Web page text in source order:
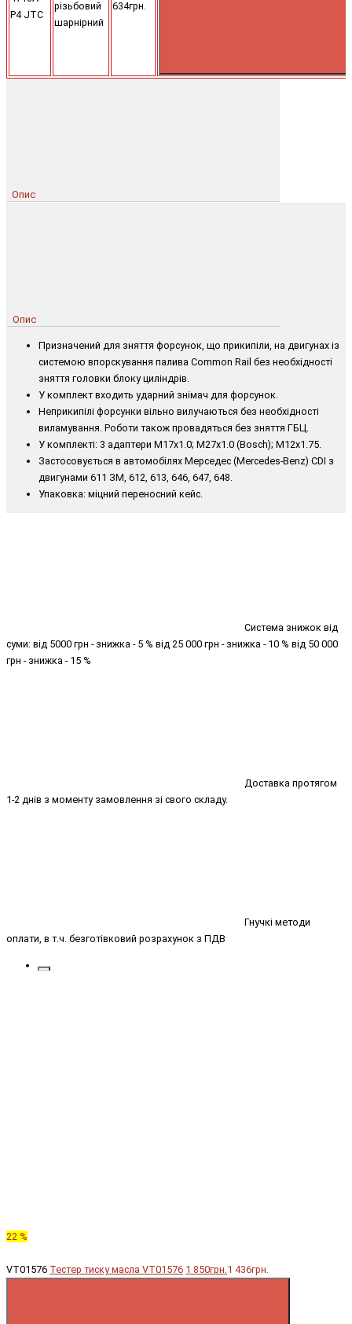
P4 JTC
різьбовий
шарнірний
634грн.
Опис
Опис
Призначений для зняття форсунок, що прикипіли, на двигунах із
системою впорскування палива Common Rail без необхідності
зняття головки блоку циліндрів.
У комплект входить ударний знімач для форсунок.
Неприкипілі форсунки вільно вилучаються без необхідності
виламування. Роботи також провадяться без зняття ГБЦ.
У комплекті: 3 адаптери М17х1.0; М27х1.0 (Bosch); М12х1.75.
Застосовується в автомобілях Мерседес (Mercedes-Benz) CDI з
двигунами 611 ЗМ, 612, 613, 646, 647, 648.
Упаковка: міцний переносний кейс.
Система знижок від
суми: від 5000 грн - знижка - 5 % від 25 000 грн - знижка - 10 % від 50 000
грн - знижка - 15 %
Доставка протягом
1-2 днів з моменту замовлення зі свого складу.
Гнучкі методи
оплати, в т.ч. безготівковий розрахунок з ПДВ
22 %
VT01576 Тестер тиску масла VT01576 1 850грн.1 436грн.